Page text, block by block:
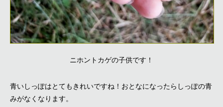
ニホントカゲの子供です！
青いしっぽはとてもきれいですね！おとなになったらしっぽの青
みがなくなります。